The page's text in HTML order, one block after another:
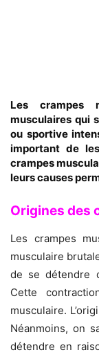
Les crampes
musculaires qui
ou sportive
important de
crampes
leurs causes
Origines des
Les crampes
musculaire
de se détendre
Cette
musculaire.
Néanmoins, on
détendre en